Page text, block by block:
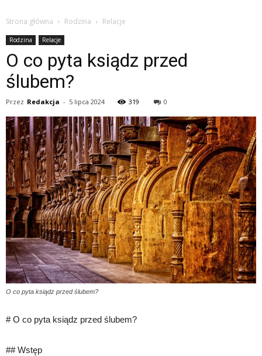
Strona główna Rodzina Relacje
Rodzina Relacje
O co pyta ksiądz przed
ślubem?
Przez Redakcja - 5 lipca 2024 319 0
O co pyta ksiądz przed ślubem?
# O co pyta ksiądz przed ślubem?
## Wstęp